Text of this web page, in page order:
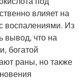
влияет на
воспалениями. Из
вывод, что на
богатой
раны, но также